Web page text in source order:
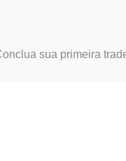
sua primeira